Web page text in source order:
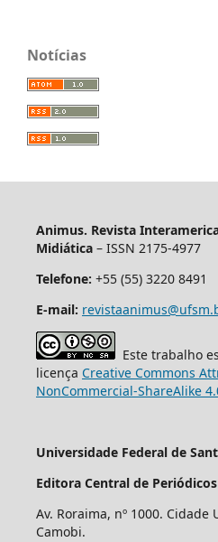
Notícias
Animus. Revista
Midiática– ISSN 2175-4977
Telefone: +55 (55) 3220 8491
E-mail:
Este trabalho
licença Creative Commons
NonCommercial-ShareAlike
Universidade Federal de
Editora Central de Periódicos
Av. Roraima, nº 1000.
Camobi.